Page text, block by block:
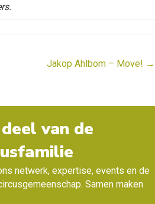
Jakop Ahlbom – Move! →
van de
netwerk, expertise, events en de
Samen maken